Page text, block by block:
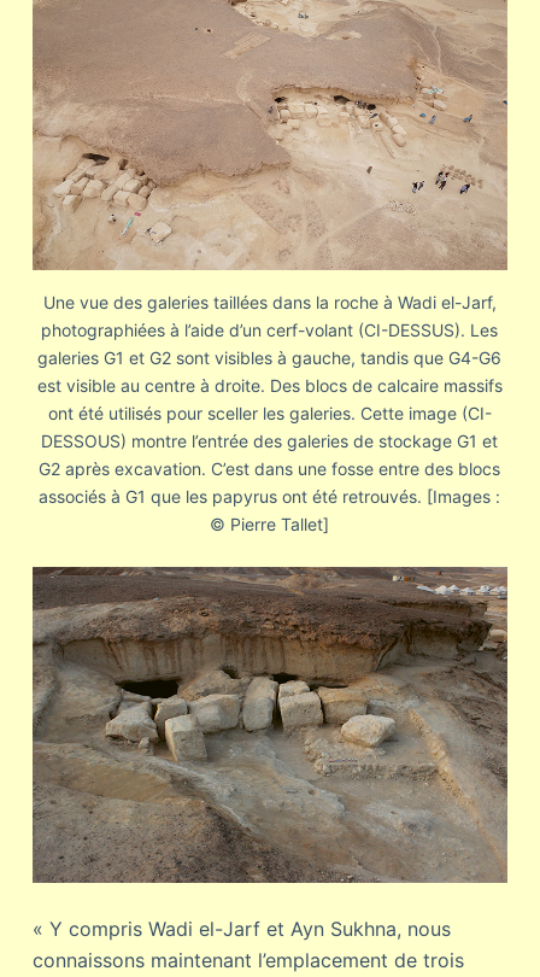
Une vue des galeries taillées dans la roche à Wadi el-Jarf,
photographiées à l’aide d’un cerf-volant (CI-DESSUS). Les
galeries G1 et G2 sont visibles à gauche, tandis que G4-G6
est visible au centre à droite. Des blocs de calcaire massifs
ont été utilisés pour sceller les galeries. Cette image (CI-
DESSOUS) montre l’entrée des galeries de stockage G1 et
G2 après excavation. C’est dans une fosse entre des blocs
associés à G1 que les papyrus ont été retrouvés. [Images :
© Pierre Tallet]
« Y compris Wadi el-Jarf et Ayn Sukhna, nous
connaissons maintenant l’emplacement de trois